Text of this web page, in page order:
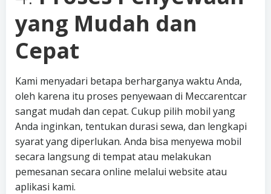
yang Mudah dan
Cepat
Kami menyadari betapa berharganya waktu Anda,
oleh karena itu proses penyewaan di Meccarentcar
sangat mudah dan cepat. Cukup pilih mobil yang
Anda inginkan, tentukan durasi sewa, dan lengkapi
syarat yang diperlukan. Anda bisa menyewa mobil
secara langsung di tempat atau melakukan
pemesanan secara online melalui website atau
aplikasi kami.